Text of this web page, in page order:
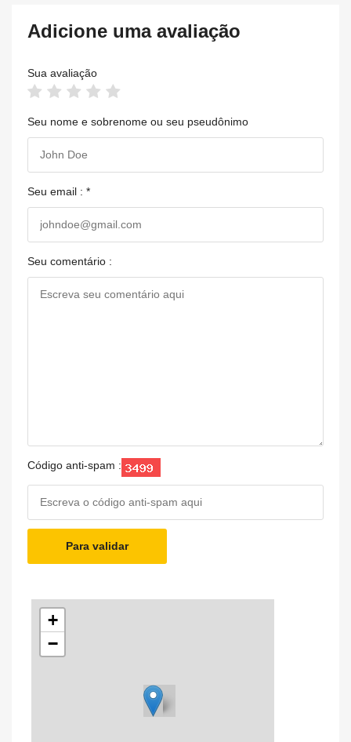
Adicione uma avaliação
Sua avaliação
Seu nome e sobrenome ou seu pseudônimo
Seu email : *
Seu comentário :
Código anti-spam :
Para validar
+
−